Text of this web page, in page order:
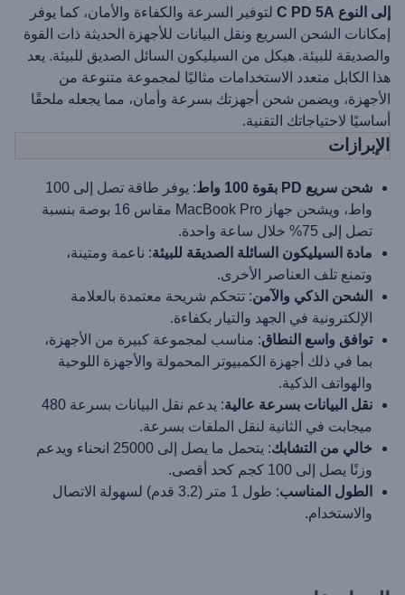
إلى النوع C PD 5A
لتوفير السرعة والكفاءة والأمان، كما يوفر
إمكانات الشحن السريع ونقل البيانات للأجهزة الحديثة ذات القوة
والصديقة للبيئة. هيكل من السيليكون السائل الصديق للبيئة. يعد
هذا الكابل متعدد الاستخدامات مثاليًا لمجموعة متنوعة من
الأجهزة، ويضمن شحن أجهزتك بسرعة وأمان، مما يجعله ملحقًا
أساسيًا لاحتياجاتك التقنية.
الإبرازات
شحن سريع PD بقوة 100 واط
: يوفر طاقة تصل إلى 100
واط، ويشحن جهاز MacBook Pro مقاس 16 بوصة بنسبة
تصل إلى 75% خلال ساعة واحدة.
مادة السيليكون السائلة الصديقة للبيئة: ناعمة ومتينة،
وتمنع تلف العناصر الأخرى.
الشحن الذكي والآمن: تتحكم شريحة معتمدة بالعلامة
الإلكترونية في الجهد والتيار بكفاءة.
توافق واسع النطاق: مناسب لمجموعة كبيرة من الأجهزة،
بما في ذلك أجهزة الكمبيوتر المحمولة والأجهزة اللوحية
والهواتف الذكية.
نقل البيانات بسرعة عالية
: يدعم نقل البيانات بسرعة 480
ميجابت في الثانية لنقل الملفات بسرعة.
خالي من التشابك
: يتحمل ما يصل إلى 25000 انحناء ويدعم
وزنًا يصل إلى 100 كجم كحد أقصى.
الطول المناسب
: طول 1 متر (3.2 قدم) لسهولة الاتصال
والاستخدام.